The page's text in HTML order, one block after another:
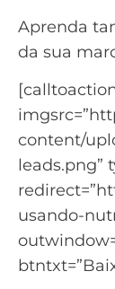
Aprenda
da sua
content/
leads.png”
usando-